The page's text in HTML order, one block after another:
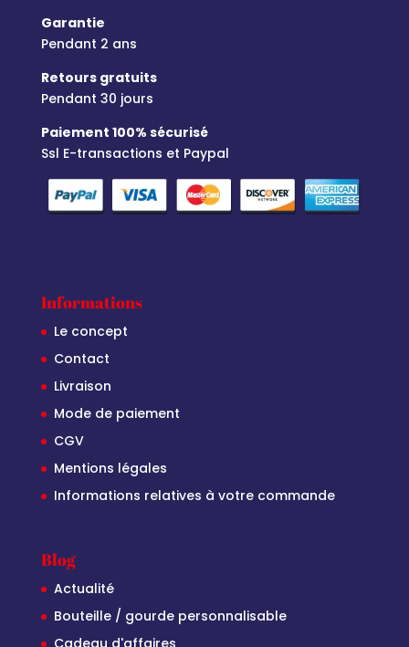
Garantie
Pendant 2 ans
Retours gratuits
Pendant 30 jours
Paiement 100% sécurisé
Ssl E-transactions et Paypal
Informations
Le concept
Contact
Livraison
Mode de paiement
CGV
Mentions légales
Informations relatives à votre commande
Blog
Actualité
Bouteille / gourde personnalisable